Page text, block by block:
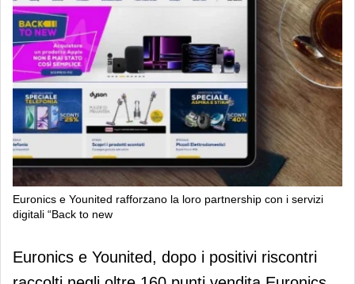
Euronics e Younited rafforzano la loro partnership con i servizi
digitali “Back to new
Euronics e Younited rafforzano la loro
partnership con i servizi digitali
Euronics e Younited, dopo i positivi riscontri